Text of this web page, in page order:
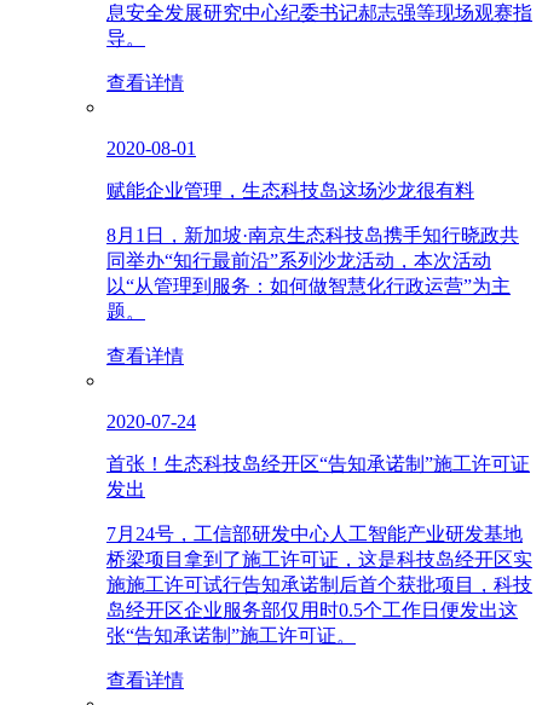
息安全发展研究中心纪委书记郝志强等现场观赛指
导。
查看详情
2020-08-01
赋能企业管理，生态科技岛这场沙龙很有料
8月1日，新加坡·南京生态科技岛携手知行晓政共
同举办“知行最前沿”系列沙龙活动，本次活动
以“从管理到服务：如何做智慧化行政运营”为主
题。
查看详情
2020-07-24
首张！生态科技岛经开区“告知承诺制”施工许可证
发出
7月24号，工信部研发中心人工智能产业研发基地
桥梁项目拿到了施工许可证，这是科技岛经开区实
施施工许可试行告知承诺制后首个获批项目，科技
岛经开区企业服务部仅用时0.5个工作日便发出这
张“告知承诺制”施工许可证。
查看详情